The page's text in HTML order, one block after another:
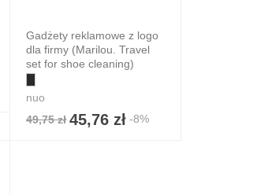
Gadżety reklamowe z logo
dla firmy (Marilou. Travel
set for shoe cleaning)
nuo
49,75 zł 45,76 zł -8%